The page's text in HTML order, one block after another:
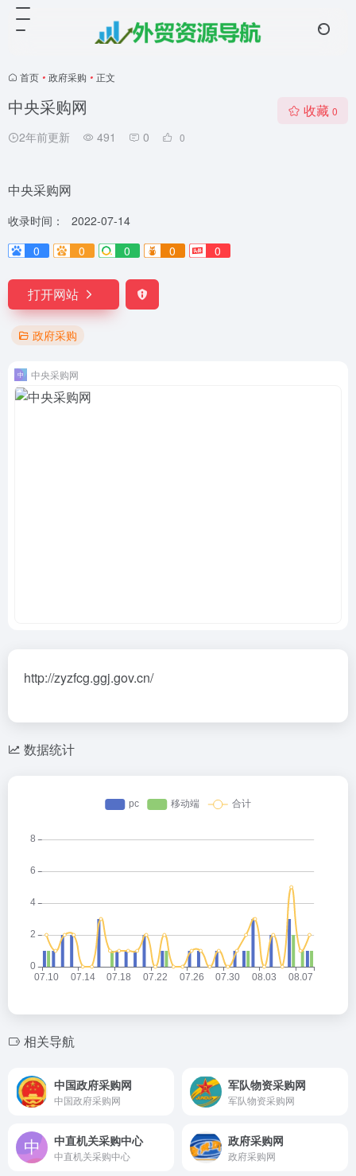
首页 • 政府采购 • 正文
中央采购网
2年前更新 491 0 0
收藏 0
中央采购网
收录时间：
2022-07-14
0
0 0 0 0
打开网站
政府采购
中央采购网
http://zyzfcg.ggj.gov.cn/
数据统计
相关导航
中国政府采购网
中国政府采购网
军队物资采购网
军队物资采购网
中直机关采购中心
中直机关采购中心
政府采购网
政府采购网